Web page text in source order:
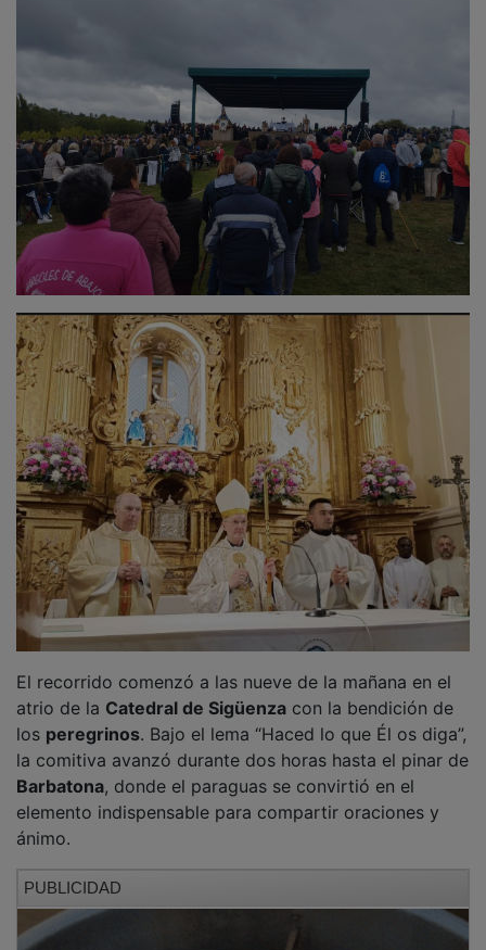
atrio de laCatedral de Sigüenzacon la bendición de
losperegrinos. Bajo el lema “Haced lo que Él os diga”,
la comitiva avanzó durante dos horas hasta el pinar de
Barbatona, donde el paraguas se convirtió en el
elemento indispensable para compartir oraciones y
ánimo.